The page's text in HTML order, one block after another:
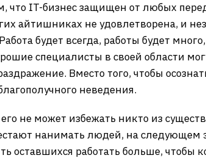
что IT-бизнес защищен от любых
айтишниках не удовлетворена, и
будет всегда, работы будет
специалисты в своей области
Вместо того, чтобы
неведения.
не может избежать никто из
нанимать людей, на следующем
оставшихся работать больше, чтобы